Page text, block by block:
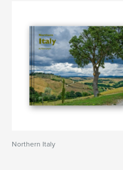
Northern Italy